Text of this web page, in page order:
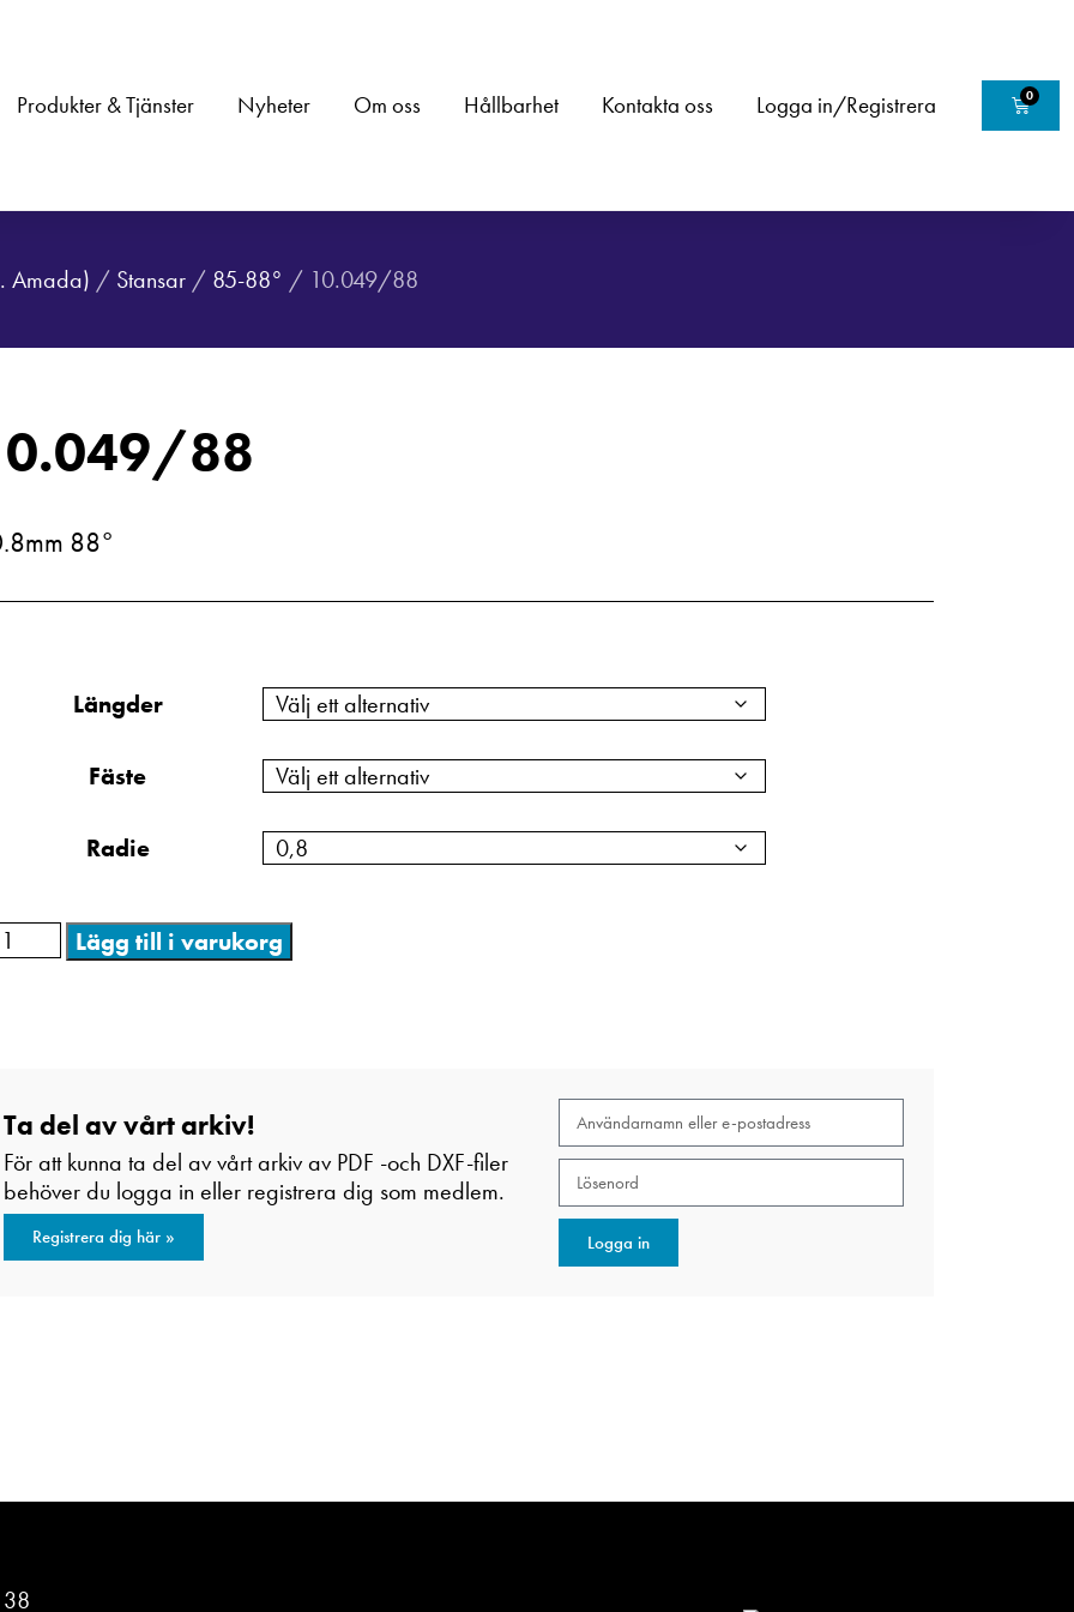
Produkter & Tjänster Nyheter Om oss Hållbarhet Kontakta oss Logga in/Registrera 0
Amada) / Stansar / 85-88° / 10.049/88
88
88°
Längder
Fäste
Radie
Lägg till i varukorg
Ta del av vårt arkiv!
För att kunna ta del av vårt arkiv av PDF -och DXF-filer
behöver du logga in eller registrera dig som medlem.
Registrera dig här » Logga in